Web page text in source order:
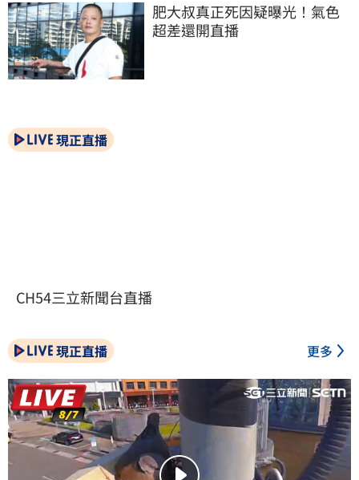
肥大叔真正死因疑曝光！氣色
超差還開直播
現正直播
CH54三立新聞台直播
現正直播 更多